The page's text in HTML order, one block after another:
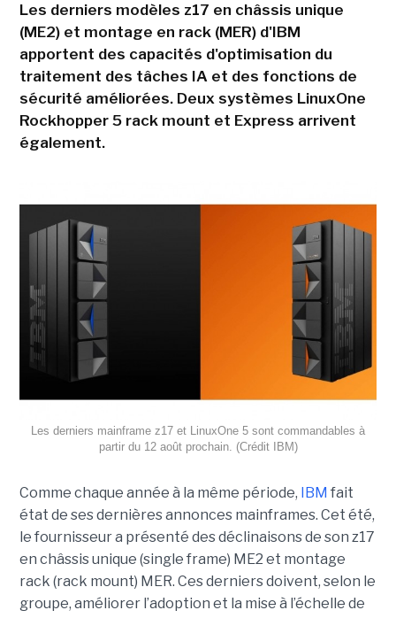
Les derniers modèles z17 en châssis unique
(ME2) et montage en rack (MER) d'IBM
apportent des capacités d'optimisation du
traitement des tâches IA et des fonctions de
sécurité améliorées. Deux systèmes LinuxOne
Rockhopper 5 rack mount et Express arrivent
également.
Les derniers mainframe z17 et LinuxOne 5 sont commandables à
partir du 12 août prochain. (Crédit IBM)
Comme chaque année à la même période, IBM fait
état de ses dernières annonces mainframes. Cet été,
le fournisseur a présenté des déclinaisons de son z17
en châssis unique (single frame) ME2 et montage
rack (rack mount) MER. Ces derniers doivent, selon le
groupe, améliorer l’adoption et la mise à l’échelle de